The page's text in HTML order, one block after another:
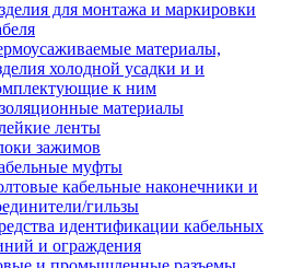
для монтажа и маркировки
материалы,
холодной усадки и и
к ним
материалы
ленты
зажимов
муфты
кабельные наконечники и
гильзы
идентификации кабельных
и ограждения